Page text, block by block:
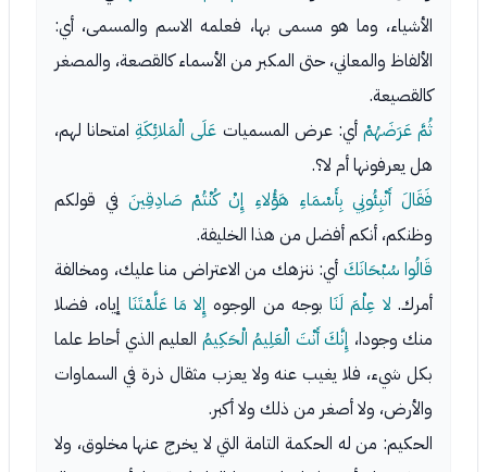
الأشياء، وما هو مسمى بها، فعلمه الاسم والمسمى، أي:
الألفاظ والمعاني، حتى المكبر من الأسماء كالقصعة، والمصغر
كالقصيعة.
ثُمَّ عَرَضَهُمْ أي: عرض المسميات عَلَى الْمَلائِكَةِ امتحانا لهم،
هل يعرفونها أم لا؟.
فَقَالَ أَنْبِئُونِي بِأَسْمَاءِ هَؤُلاءِ إِنْ كُنْتُمْ صَادِقِينَ في قولكم
وظنكم، أنكم أفضل من هذا الخليفة.
قَالُوا سُبْحَانَكَ أي: ننزهك من الاعتراض منا عليك، ومخالفة
أمرك. لا عِلْمَ لَنَابوجه من الوجوه إِلا مَا عَلَّمْتَنَا إياه، فضلا
منك وجودا، إِنَّكَ أَنْتَ الْعَلِيمُ الْحَكِيمُ العليم الذي أحاط علما
بكل شيء، فلا يغيب عنه ولا يعزب مثقال ذرة في السماوات
والأرض، ولا أصغر من ذلك ولا أكبر.
الحكيم: من له الحكمة التامة التي لا يخرج عنها مخلوق، ولا